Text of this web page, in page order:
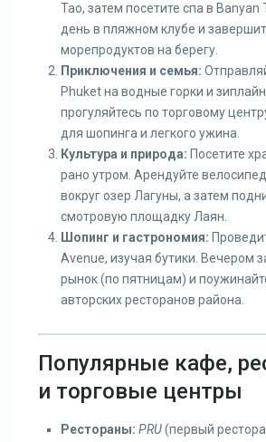
Тао, затем посетите спа в Banyan
день в пляжном клубе и
морепродуктов на берегу.
Приключения и семья:
Phuket на водные горки и
прогуляйтесь по торговому
для шопинга и легкого ужина.
Культура и природа: Посетите
рано утром. Арендуйте
вокруг озер Лагуны, а затем
смотровую площадку Лаян.
Шопинг и гастрономия:
Avenue, изучая бутики. Вечером
рынок (по пятницам) и
авторских ресторанов района.
Популярные кафе,
и торговые центры
Рестораны: PRU(первый